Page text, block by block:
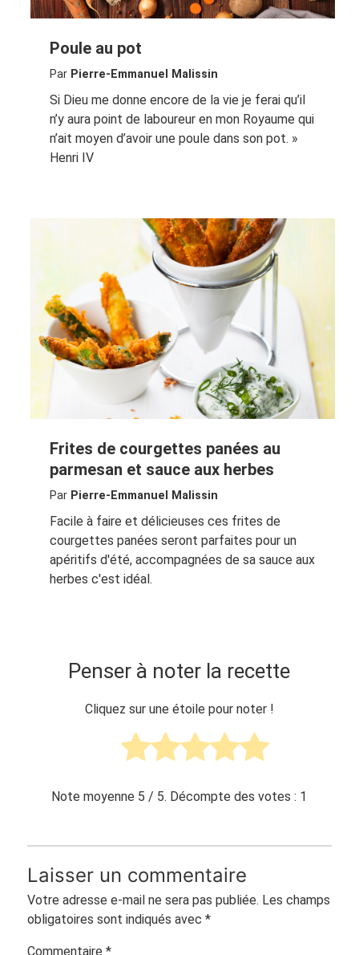
Poule au pot
Par Pierre-Emmanuel Malissin
Si Dieu me donne encore de la vie je ferai qu’il
n’y aura point de laboureur en mon Royaume qui
n’ait moyen d’avoir une poule dans son pot. »
Henri IV
Frites de courgettes panées au
parmesan et sauce aux herbes
Par Pierre-Emmanuel Malissin
Facile à faire et délicieuses ces frites de
courgettes panées seront parfaites pour un
apéritifs d'été, accompagnées de sa sauce aux
herbes c'est idéal.
Penser à noter la recette
Cliquez sur une étoile pour noter !
Note moyenne 5 / 5. Décompte des votes : 1
Laisser un commentaire
Votre adresse e-mail ne sera pas publiée. Les champs
obligatoires sont indiqués avec *
Commentaire *